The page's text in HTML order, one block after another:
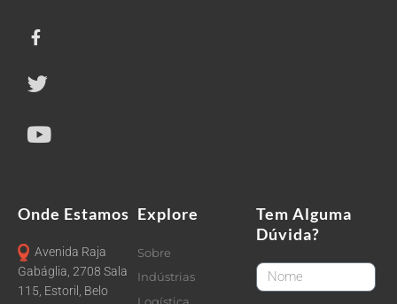
Onde Estamos
Avenida Raja
Gabáglia, 2708 Sala
115, Estoril, Belo
Explore
Sobre
Indústrias
Tem Alguma
Dúvida?
FirstName